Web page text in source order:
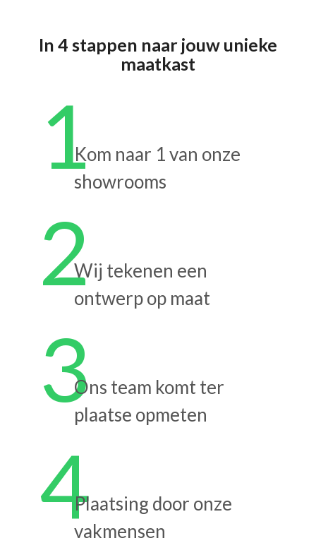
In 4 stappen naar jouw unieke
maatkast
1Kom naar 1 van onze
showrooms
2Wij tekenen een
ontwerp op maat
3Ons team komt ter
plaatse opmeten
4Plaatsing door onze
vakmensen